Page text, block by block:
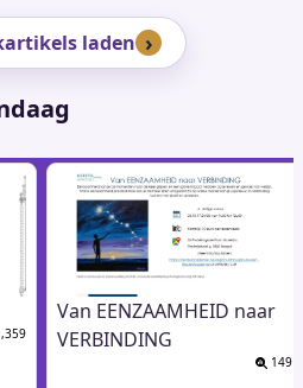
laden
Van EENZAAMHEID naar
VERBINDING
149